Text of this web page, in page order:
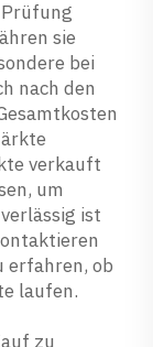
sie
bei
nach den
verkauft
um
ist
erfahren, ob
laufen.
zu